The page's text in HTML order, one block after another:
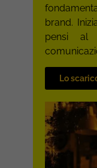
brand.
pensi
Lo